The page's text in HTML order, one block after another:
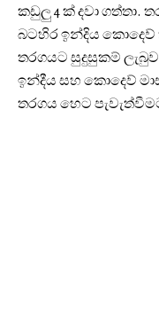
කඩුලු 4 ක් දවා
බටහිර ඉන්දිය‍
තරගයට සුදුසුකම්
ඉන්දීය සහ කොදෙව්
තරගය හෙට